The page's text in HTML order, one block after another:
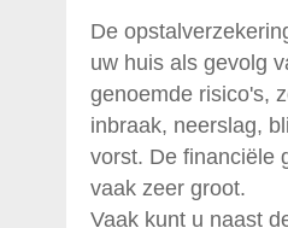
De
uw huis als gevolg
genoemde risico's,
inbraak, neerslag,
vorst. De financiële
vaak zeer groot.
Vaak kunt u naast